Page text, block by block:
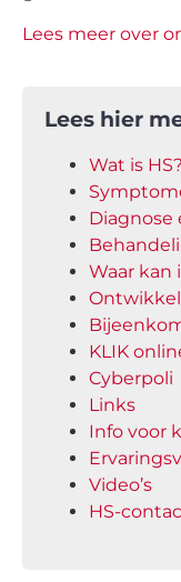
Lees meer over
Lees hier
Wat is HS?
Diagnose
Waar kan
KLIK
Cyberpoli
Links
Info voor
Video’s
HS-